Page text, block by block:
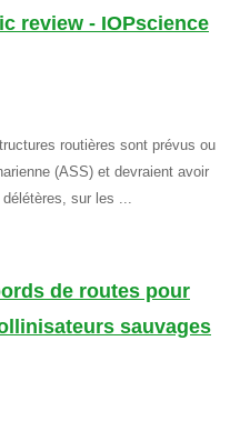
review - IOPscience
routières sont prévus ou
(ASS) et devraient avoir
sur les ...
de routes pour
sauvages